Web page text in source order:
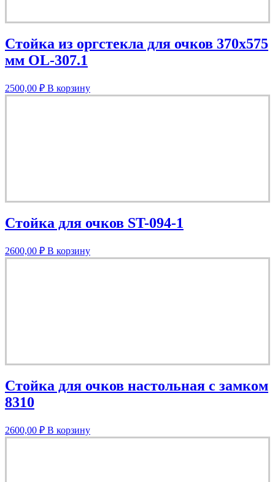
Стойка из оргстекла для очков 370х575
мм OL-307.1
2500,00 ₽ В корзину
Стойка для очков ST-094-1
2600,00 ₽ В корзину
Стойка для очков настольная с замком
8310
2600,00 ₽ В корзину